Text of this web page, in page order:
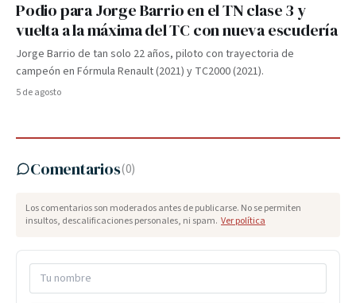
Podio para Jorge Barrio en el TN clase 3 y
vuelta a la máxima del TC con nueva escudería
Jorge Barrio de tan solo 22 años, piloto con trayectoria de
campeón en Fórmula Renault (2021) y TC2000 (2021).
5 de agosto
Comentarios(0)
Los comentarios son moderados antes de publicarse. No se permiten
insultos, descalificaciones personales, ni spam. Ver política